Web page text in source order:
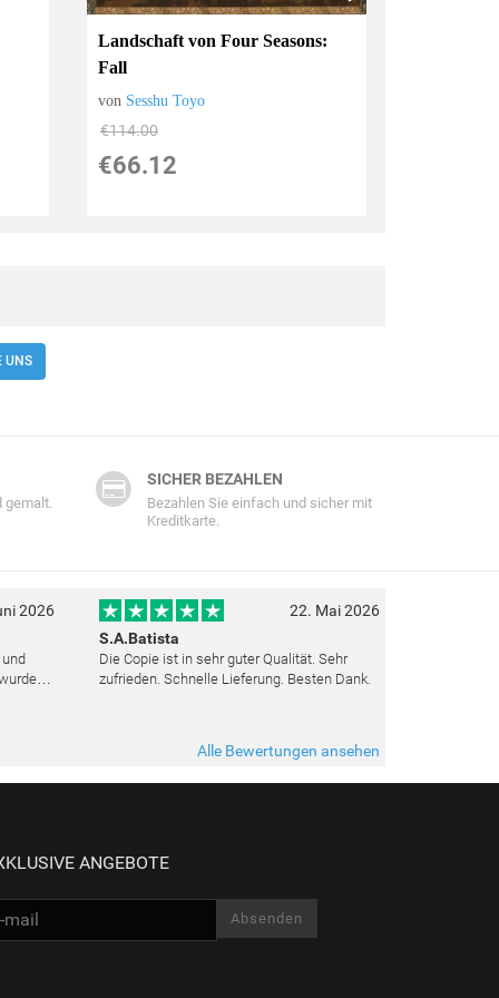
Landschaft von Four Seasons:
Fall
von Sesshu Toyo
€114.00
€66.12
UNS
gemalt.
SICHER BEZAHLEN
Bezahlen Sie einfach und sicher mit
Kreditkarte.
2026
22. Mai 2026
S.A.Batista
Die Copie ist in sehr guter Qualität. Sehr
zufrieden. Schnelle Lieferung. Besten Dank.
Alle Bewertungen ansehen
ANGEBOTE